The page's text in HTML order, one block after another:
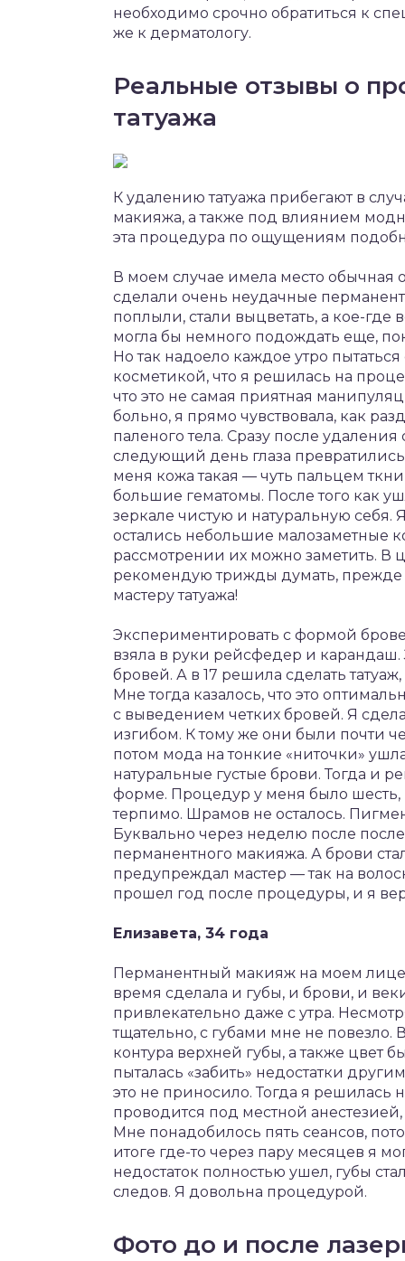
необходимо срочно обратиться к
же к дерматологу.
Реальные отзывы о
татуажа
К удалению татуажа прибегают в
макияжа, а также под влиянием
эта процедура по ощущениям
В моем случае имела место обычная
сделали очень неудачные
поплыли, стали выцветать, а кое-
могла бы немного подождать еще,
Но так надоело каждое утро
косметикой, что я решилась на
что это не самая приятная
больно, я прямо чувствовала, как
паленого тела. Сразу после
следующий день глаза превратились
меня кожа такая — чуть пальцем
большие гематомы. После того как
зеркале чистую и натуральную себя.
остались небольшие малозаметные
рассмотрении их можно заметить. В
рекомендую трижды думать, прежде
мастеру татуажа!
Экспериментировать с формой
взяла в руки рейсфедер и
бровей. А в 17 решила сделать
Мне тогда казалось, что это
с выведением четких бровей. Я
изгибом. К тому же они были почти
потом мода на тонкие «ниточки»
натуральные густые брови. Тогда и
форме. Процедур у меня было шесть,
терпимо. Шрамов не осталось.
Буквально через неделю после
перманентного макияжа. А брови
предупреждал мастер — так на
прошел год после процедуры, и я
Елизавета, 34 года
Перманентный макияж на моем лице
время сделала и губы, и брови, и
привлекательно даже с утра.
тщательно, с губами мне не
контура верхней губы, а также цвет
пыталась «забить» недостатки
это не приносило. Тогда я решилась
проводится под местной
Мне понадобилось пять сеансов,
итоге где-то через пару месяцев я
недостаток полностью ушел, губы
следов. Я довольна процедурой.
Фото до и после